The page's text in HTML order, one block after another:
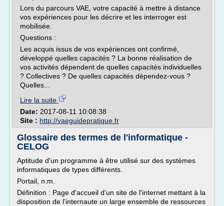
Lors du parcours VAE, votre capacité à mettre à distance
vos expériences pour les décrire et les interroger est
mobilisée.
Questions :
Les acquis issus de vos expériences ont confirmé,
développé quelles capacités ? La bonne réalisation de
vos activités dépendent de quelles capacités individuelles
? Collectives ? De quelles capacités dépendez-vous ?
Quelles...
Lire la suite
Date: 2017-08-11 10:08:38
Site : http://vaeguidepratique.fr
Glossaire des termes de l'informatique -
CELOG
Aptitude d'un programme à être utilisé sur des systèmes
informatiques de types différents.
Portail, n.m.
Définition : Page d'accueil d'un site de l'internet mettant à la
disposition de l'internaute un large ensemble de ressources